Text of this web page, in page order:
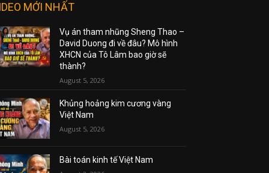
MỚI NHẤT
Vụ án tham nhũng Sheng Thao –
David Duong đi về đâu? Mô hình
XHCN của Tô Lâm bao giờ sẽ
thành?
August 5, 2026
Khủng hoảng kim cương vàng
Việt Nam
August 5, 2026
Bài toán kinh tế Việt Nam